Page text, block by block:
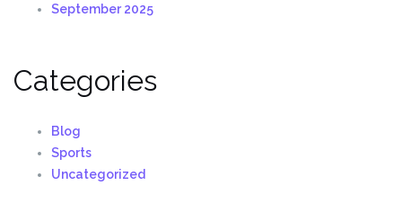
September 2025
Categories
Blog
Sports
Uncategorized